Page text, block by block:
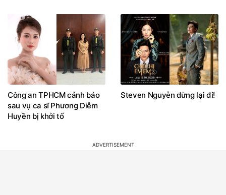
Công an TPHCM cảnh báo
sau vụ ca sĩ Phương Diễm
Huyền bị khởi tố
Steven Nguyễn dừng lại đi!